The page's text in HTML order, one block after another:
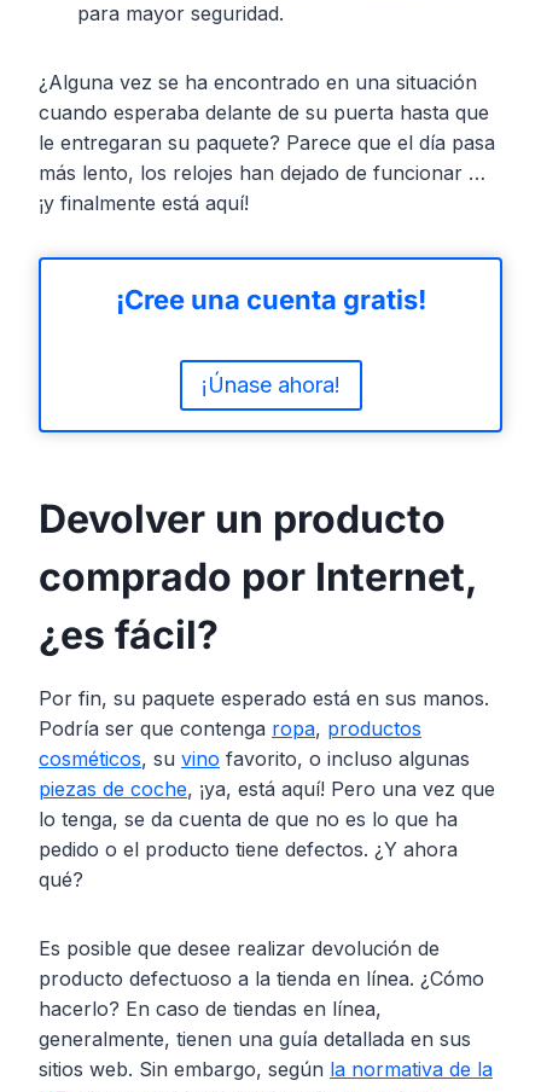
para mayor seguridad.
¿Alguna vez se ha encontrado en una situación
cuando esperaba delante de su puerta hasta que
le entregaran su paquete? Parece que el día pasa
más lento, los relojes han dejado de funcionar …
¡y finalmente está aquí!
¡Cree una cuenta gratis!
¡Únase ahora!
Devolver un producto
comprado por Internet,
¿es fácil?
Por fin, su paquete esperado está en sus manos.
Podría ser que contenga ropa, productos
cosméticos, su vino favorito, o incluso algunas
piezas de coche, ¡ya, está aquí! Pero una vez que
lo tenga, se da cuenta de que no es lo que ha
pedido o el producto tiene defectos. ¿Y ahora
qué?
Es posible que desee realizar devolución de
producto defectuoso a la tienda en línea. ¿Cómo
hacerlo? En caso de tiendas en línea,
generalmente, tienen una guía detallada en sus
sitios web. Sin embargo, según la normativa de la